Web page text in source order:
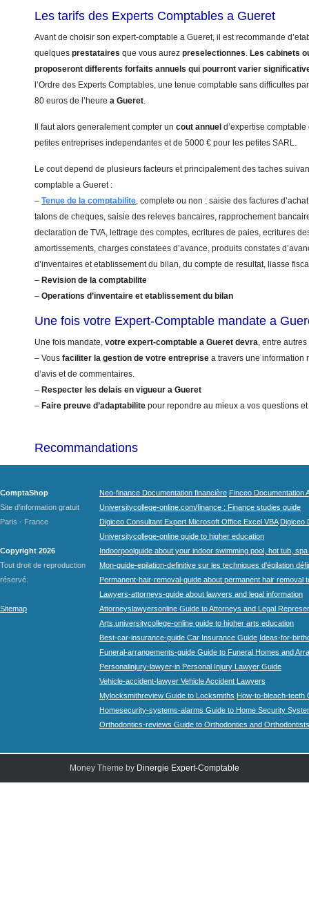
Les tarifs des Experts Comptables a Gueret
Avant de choisir son expert-comptable a Gueret, il est recommande
quelques prestataires que vous aurez preselectionnes. Les cabinets
proposeront differents forfaits annuels qui pourront varier
l’Ordre des Experts Comptables, une tenue comptable sans difficultes
80 euros de l’heure a Gueret.
Il faut alors generalement compter un cout annuel d’expertise
petites entreprises independantes et de 5000 € pour les petites SARL.
Le cout depend de plusieurs facteurs et principalement des taches
comptable a Gueret :
– Tenue de la comptabilite, complete ou non : saisie des factures
talons de cheques, saisie des releves bancaires, rapprochement
declaration de TVA, lettrage des comptes, ecritures de paies, ecritures
amortissements, charges constatees d’avance, produits constates
d’inventaires et etablissement du bilan, du compte de resultat, liasse
– Revision de la comptabilite
– Operations d’inventaire et etablissement du bilan
Une fois votre Expert-Comptable mandate a
Une fois mandate, votre expert-comptable a Gueret devra, entre
– Vous faciliter la gestion de votre entreprise a travers une information
d’avis et de commentaires.
– Respecter les delais en vigueur a Gueret
– Faire preuve d’adaptabilite pour repondre au mieux a vos questions
Recommandations
ComptaShop
Site d'information gratuit
Paris - France
Copyright 2026
Tout droit de reproduction
réservé.
Sitemap
Neo-finance Documentation financière Finceo Documentation
Universitycollege-online.com/finance : Finance studies guide
Digiceo Consultant Expert Microsoft Office Excel VBA Digiceo
Universitycollege-online guide to higher education
Indoorpoolguide about your indoor swimming pool, hot tub,
Mon-guide-epilation-definitive sur les techniques d'épilation
Permanent-hair-removal-guide about permanent hair removal
Lawyers-attorneys-guide about lawyers and legal information
Attorneyslawyersonline Guide to Attorneys and Legal
Arts.universitycollege-online guide to higher arts education
Best-car-insurance-guide Car Insurance Guide Ideas-for-
Funeral-arrangements-guide Guide to Funeral Homes and
Personalinjury-lawyer-in Personal Injury Lawyer Guide
Vehicle-accident-lawyer Vehicle Accident Lawyers
Mylocksmithreview Guide to Locksmiths How-to-bleach-teeth
Homesecurity-systems-alarms Guide to Home Security
Orthodontics-reviews Guide to Orthodontics and Orthodontists
Money Theme by Dinergie Expert-Comptable